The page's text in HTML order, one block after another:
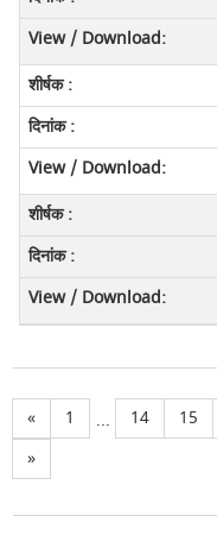
« 1 ... 14 15
»